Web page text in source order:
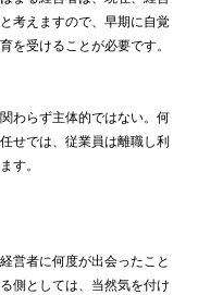
考えますので、早期に自覚
を受けることが必要です。
わらず主体的ではない。何
せでは、従業員は離職し利
す。
営者に何度が出会ったこと
側としては、当然気を付け